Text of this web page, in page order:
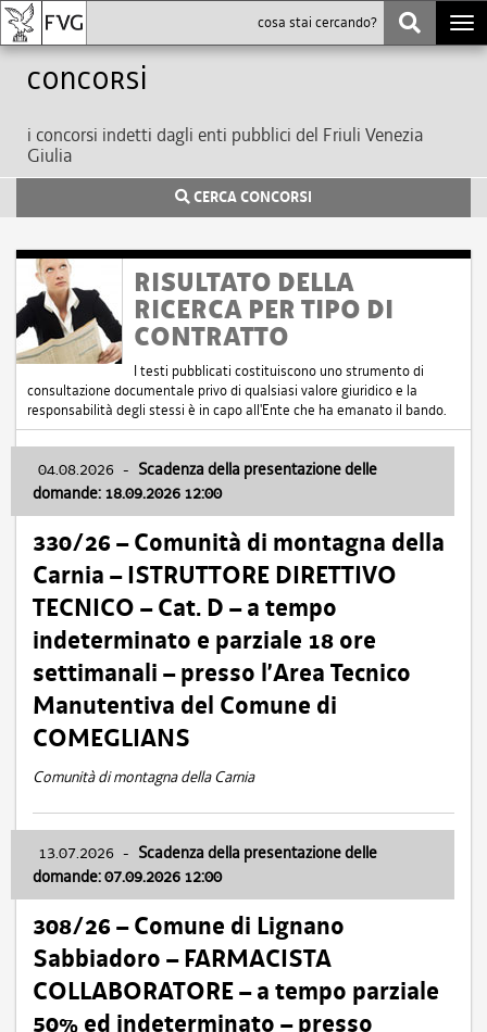
Concorsi
i concorsi indetti dagli enti pubblici del Friuli Venezia
Giulia
CERCA CONCORSI
RISULTATO DELLA
RICERCA PER TIPO DI
CONTRATTO
I testi pubblicati costituiscono uno strumento di
consultazione documentale privo di qualsiasi valore giuridico e la
responsabilità degli stessi è in capo all'Ente che ha emanato il bando.
04.08.2026 - Scadenza della presentazione delle
domande: 18.09.2026 12:00
330/26 – Comunità di montagna della
Carnia – ISTRUTTORE DIRETTIVO
TECNICO – Cat. D – a tempo
indeterminato e parziale 18 ore
settimanali – presso l’Area Tecnico
Manutentiva del Comune di
COMEGLIANS
Comunità di montagna della Carnia
13.07.2026 - Scadenza della presentazione delle
domande: 07.09.2026 12:00
308/26 – Comune di Lignano
Sabbiadoro – FARMACISTA
COLLABORATORE – a tempo parziale
50% ed indeterminato – presso